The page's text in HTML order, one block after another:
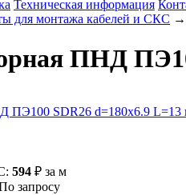
Техническая информация
для монтажа кабелей и СКС →
ПНД
594 ₽ за м
запросу